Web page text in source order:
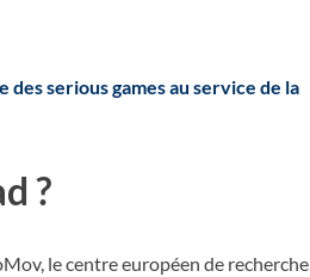
serious games au service de la
?
le centre européen de recherche